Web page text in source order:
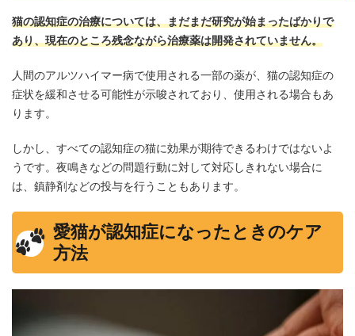
猫の認知症の治療については、まだまだ研究が始まったばかりで
あり、現在のところ残念ながら治療薬は開発されていません。
人間のアルツハイマー病で使用される一部の薬が、猫の認知症の
症状を緩和させる可能性が示唆されており、使用される場合もあ
ります。
しかし、すべての認知症の猫に効果が期待できるわけではないよ
うです。夜鳴きなどの問題行動に対して対応しきれない場合に
は、鎮静剤などの投与を行うこともあります。
愛猫が認知症になったときのケア
方法